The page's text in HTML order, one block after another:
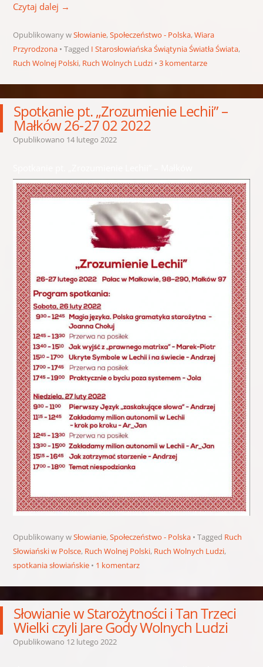
Czytaj dalej →
Opublikowany wSłowianie,Społeczeństwo - Polska,Wiara
Przyrodzona
Tagged I Starosłowiańska Świątynia Światła Świata,
Ruch Wolnej Polski, Ruch Wolnych Ludzi 3 komentarze
Spotkanie pt. „Zrozumienie Lechii” –
Małków 26-27 02 2022
Opublikowano 14 lutego 2022
Opublikowany wSłowianie,Społeczeństwo - Polska Tagged Ruch
Słowiański w Polsce, Ruch Wolnej Polski, Ruch Wolnych Ludzi,
spotkania słowiańskie
1 komentarz
Słowianie w Starożytności i Tan Trzeci
Wielki czyli Jare Gody Wolnych Ludzi
Opublikowano 12 lutego 2022